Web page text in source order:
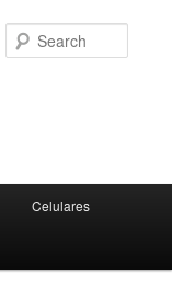
Celulares